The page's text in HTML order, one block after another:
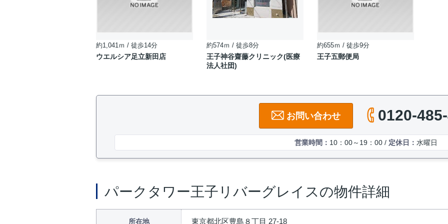
約1,041ｍ / 徒歩14分
ウエルシア足立新田店
約574ｍ / 徒歩8分
王子神谷齋藤クリニック(医療
法人社団)
約655ｍ / 徒歩9分
王子五郵便局
お問い合わせ 0120-
営業時間： 10：00～19：00 / 定休日： 水曜日
パークタワー王子リバーグレイスの物件詳細
所在地 東京都北区豊島８丁目 27-18